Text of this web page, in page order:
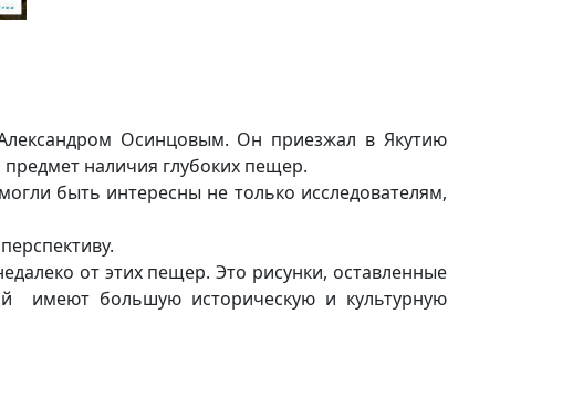
Осинцовым. Он приезжал в Якутию
наличия глубоких пещер.
быть интересны не только исследователям,
от этих пещер. Это рисунки, оставленные
имеют большую историческую и культурную